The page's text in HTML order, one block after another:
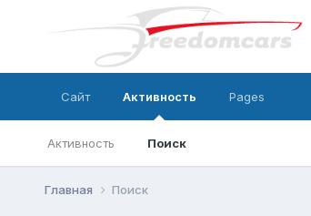
Сайт Активность
Активность Поиск
Pages
Главная Поиск